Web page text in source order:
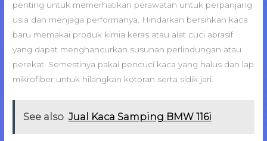
penting untuk memerhatikan perawatan untuk perpanjang
usia dan menjaga performanya. Hindarkan bersihkan kaca
baru memakai produk kimia keras atau alat cuci abrasif
yang dapat menghancurkan susunan perlindungan atau
perekat. Semestinya pakai pencuci kaca yang halus dan lap
mikrofiber untuk hilangkan kotoran serta sidik jari.
See also Jual Kaca Samping BMW 116i